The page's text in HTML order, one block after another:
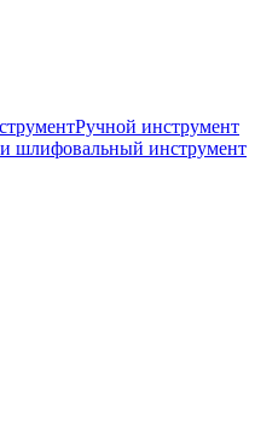
Ручной инструмент
шлифовальный инструмент